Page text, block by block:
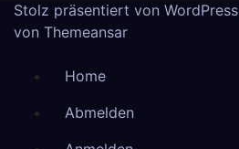
Stolz präsentiert von WordPress
von Themeansar
Home
Abmelden